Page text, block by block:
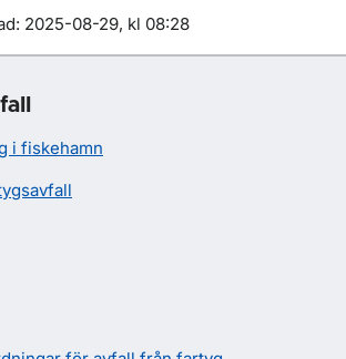
2025-08-29, kl 08:28
i fiskehamn